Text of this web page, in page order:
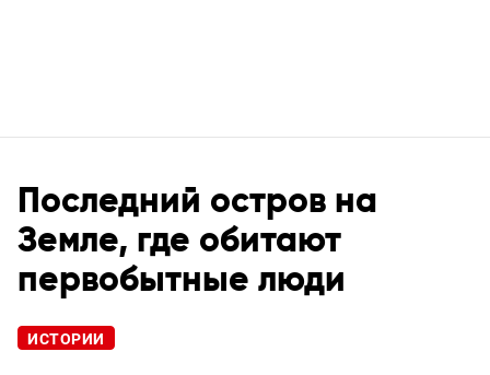
Последний остров на
Земле, где обитают
первобытные люди
ИСТОРИИ